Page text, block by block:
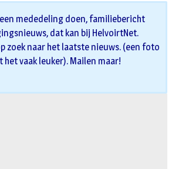
mededeling doen, familiebericht
dat kan bij HelvoirtNet.
zoek naar het laatste nieuws. (een foto
vaak leuker). Mailen maar!